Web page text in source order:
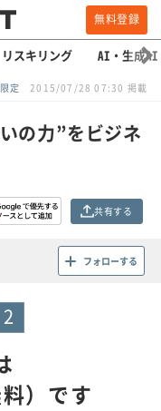
無料登録
リスキリング AI・生成AI
定 2015/07/28 07:30 掲載
の力”をビジネ
共有する
フォローする
2
）です